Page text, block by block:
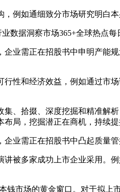
如通细致分市场研究明白本
据洞察市场365+全球热点每
需正在招股书中申明产能
和经济效益，例如通过市
拾掇、深度挖掘和精准解
局，挖掘潜正在商机，持续提
需正在招股书中凸起质量管
多家成功上市企业采用。
市场的黄金窗口。对于拟上